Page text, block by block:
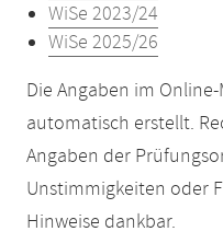
WiSe 2023/24
WiSe 2025/26
Die Angaben im
automatisch erstellt.
Angaben der
Unstimmigkeiten oder
Hinweise dankbar.